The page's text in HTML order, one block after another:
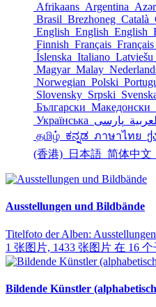
Afrikaans Argentina
Brasil Brezhoneg Català
English English English
Finnish Français Français
Íslenska Italiano Latviešu
Magyar Malay
Norwegian Polski
Slovensky Srpski
Български Македонски
Українська
العربية
தமிழ் ಕನ್ನಡ ภาษาไทย
(香港)
日本語 简体中文
Ausstellungen und Bildbände
Titelfoto der Alben:
1 张图片, 1433 张图片 在 16
Bildende Künstler